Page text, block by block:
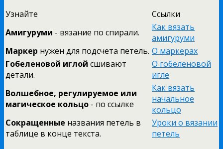
Узнайте
Ссылки
Амигуруми - вязание по спирали.
Как вязать
амигуруми
Маркер нужен для подсчета петель. О маркерах
Гобеленовой иглой сшивают
детали.
О гобеленовой
игле
Волшебное, регулируемое или
магическое кольцо - по ссылке
Как вязать
начальное
кольцо
Сокращенные названия петель в
таблице в конце текста.
Уроки о вязании
петель